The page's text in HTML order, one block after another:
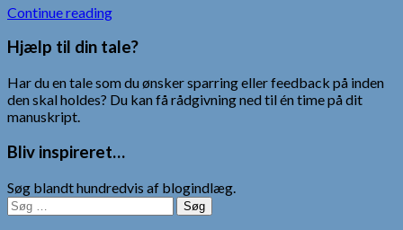
Continue reading
Hjælp til din tale?
Har du en tale som du ønsker sparring eller feedback på inden
den skal holdes? Du kan få rådgivning ned til én time på dit
manuskript.
Bliv inspireret…
Søg blandt hundredvis af blogindlæg.
Søg
efter: